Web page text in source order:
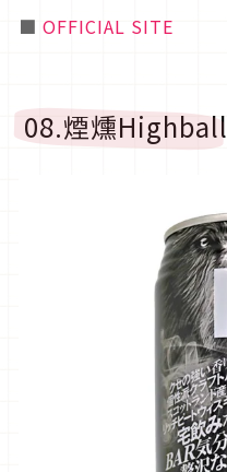
■ OFFICIAL SITE
08.煙燻Highball